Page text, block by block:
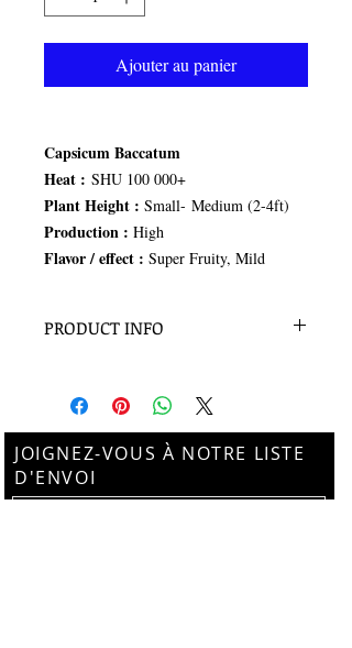
Ajouter au panier
Capsicum Baccatum
Heat : SHU 100 000+
Plant Height : Small- Medium (2-4ft)
Production : High
Flavor / effect : Super Fruity, Mild
PRODUCT INFO
JOIGNEZ-VOUS À NOTRE LISTE
D'ENVOI